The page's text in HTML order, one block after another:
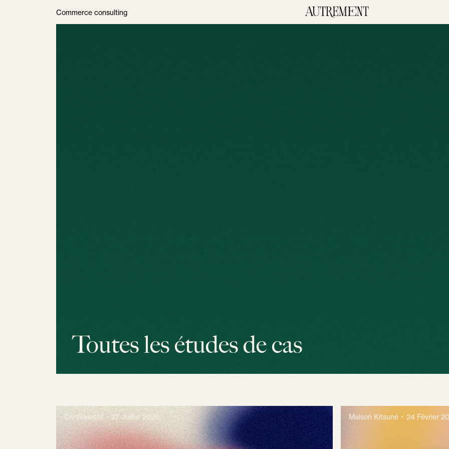
Commerce consulting
Toutes les études de cas
Confidentiel 27 Juillet 2026 Maison Kitsuné 24 Février